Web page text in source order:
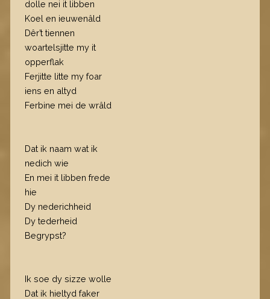
dolle nei it libben
Koel en ieuwenâld
Dêr’t tiennen
woartelsjitte my it
opperflak
Ferjitte litte my foar
iens en altyd
Ferbine mei de wrâld
Dat ik naam wat ik
nedich wie
En mei it libben frede
hie
Dy nederichheid
Dy tederheid
Begrypst?
Ik soe dy sizze wolle
Dat ik hieltyd faker